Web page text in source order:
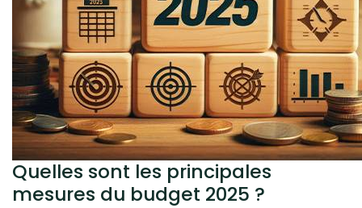
Quelles sont les principales
mesures du budget 2025 ?